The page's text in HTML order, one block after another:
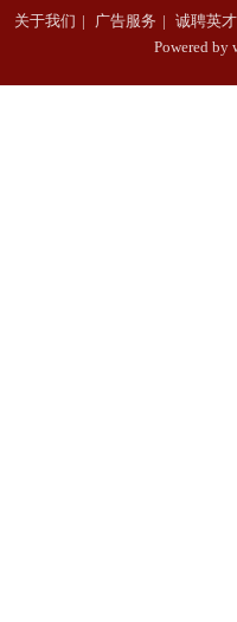
关于我们 | 广告服务 | 诚聘英才
Powered by